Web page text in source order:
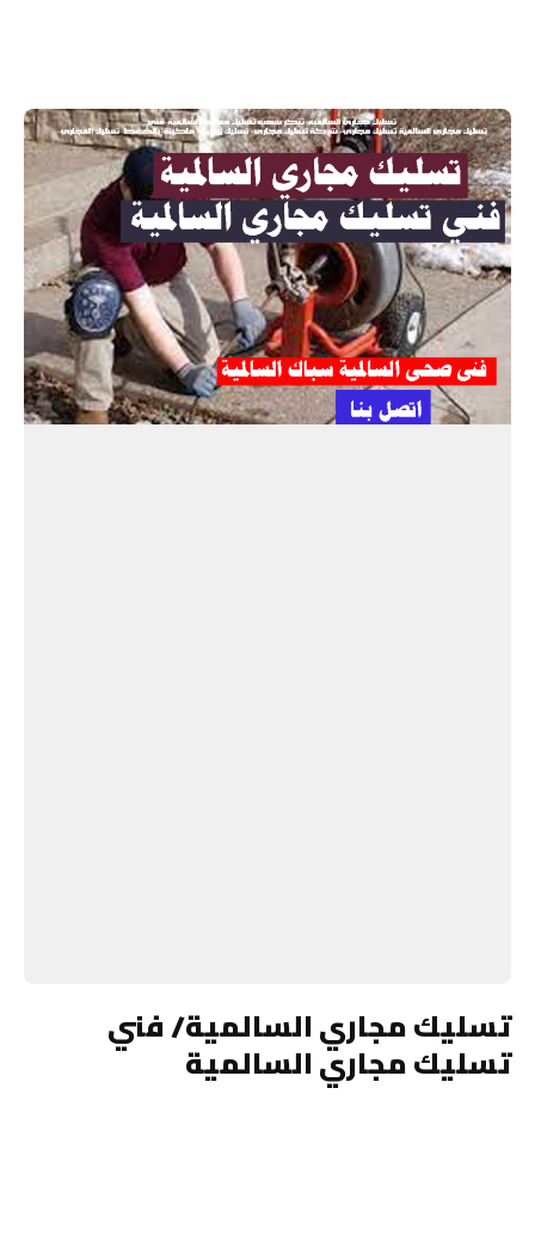
تسليك مجاري السالمية/ فني
تسليك مجاري السالمية